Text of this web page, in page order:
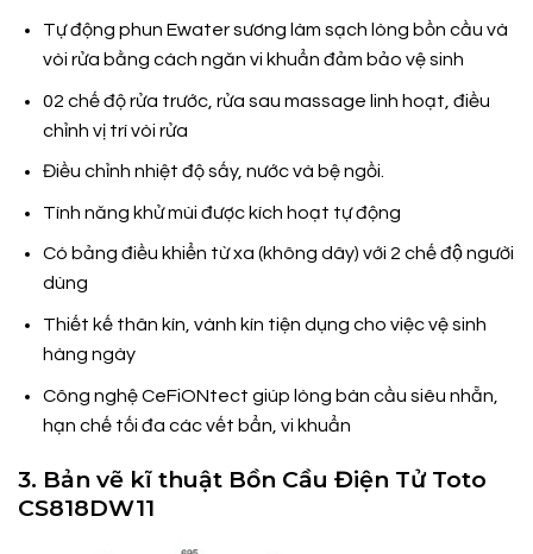
Tự động phun Ewater sương làm sạch lòng bồn cầu và
vòi rửa bằng cách ngăn vi khuẩn đảm bảo vệ sinh
02 chế độ rửa trước, rửa sau massage linh hoạt, điều
chỉnh vị trí vòi rửa
Điều chỉnh nhiệt độ sấy, nước và bệ ngồi.
Tính năng khử mùi được kích hoạt tự động
Có bảng điều khiển từ xa (không dây) với 2 chế độ người
dùng
Thiết kế thân kín, vành kín tiện dụng cho việc vệ sinh
hàng ngày
Công nghệ CeFiONtect giúp lòng bàn cầu siêu nhẵn,
hạn chế tối đa các vết bẩn, vi khuẩn
3. Bản vẽ kĩ thuật Bồn Cầu Điện Tử Toto
CS818DW11